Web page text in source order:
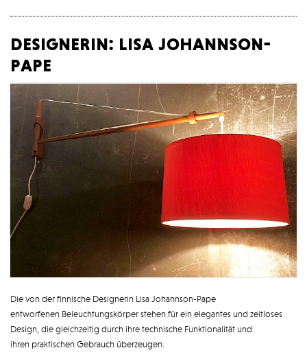
designerin: lisa johannson-
pape
Die von der finnische Designerin Lisa Johannson-Pape
entworfenen Beleuchtungskörper stehen für ein elegantes und zeitloses
Design, die gleichzeitig durch ihre technische Funktionalität und
ihren praktischen Gebrauch überzeugen.